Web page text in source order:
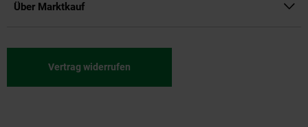
Über Marktkauf
Vertrag widerrufen